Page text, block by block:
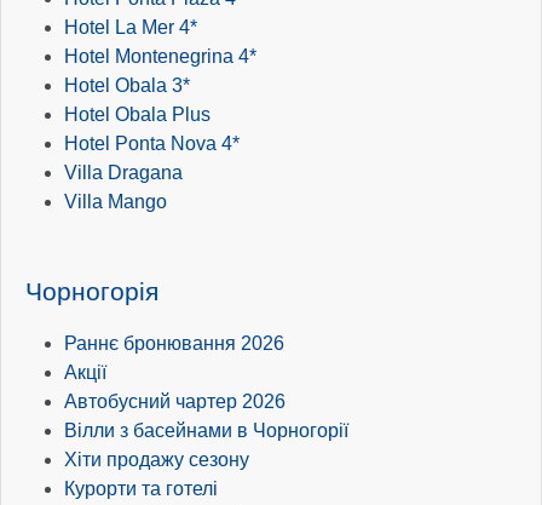
Hotel La Mer 4*
Hotel Montenegrina 4*
Hotel Obala 3*
Hotel Obala Plus
Hotel Ponta Nova 4*
Villa Dragana
Villa Mango
Чорногорія
Раннє бронювання 2026
Акції
Автобусний чартер 2026
Вілли з басейнами в Чорногорії
Хіти продажу сезону
Курорти та готелі